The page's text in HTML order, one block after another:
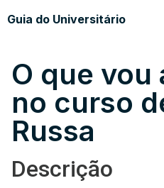
Guia do Universitário
O que vou
no curso
Russa
Descrição